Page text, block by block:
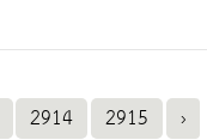
2914 2915 ›